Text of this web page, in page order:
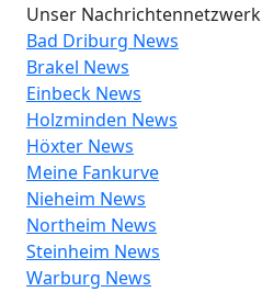
Unser Nachrichtennetzwerk
Bad Driburg News
Brakel News
Einbeck News
Holzminden News
Höxter News
Meine Fankurve
Nieheim News
Northeim News
Steinheim News
Warburg News